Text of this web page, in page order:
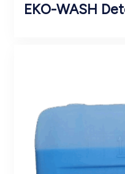
EKO-WASH